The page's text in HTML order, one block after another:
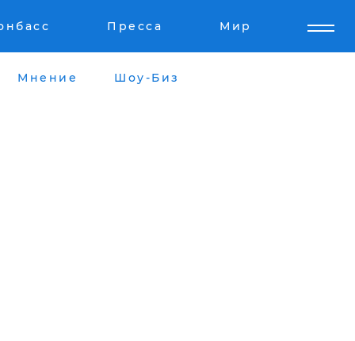
Пресса Мир
Мнение Шоу-Биз